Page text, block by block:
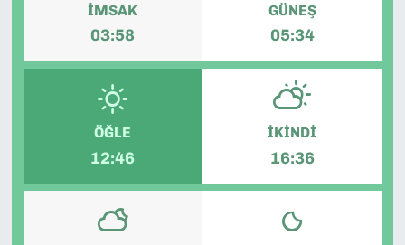
İMSAK
03:58
GÜNEŞ
05:34
ÖĞLE
12:46
İKINDI
16:36
YEREL YÖNETİMLER